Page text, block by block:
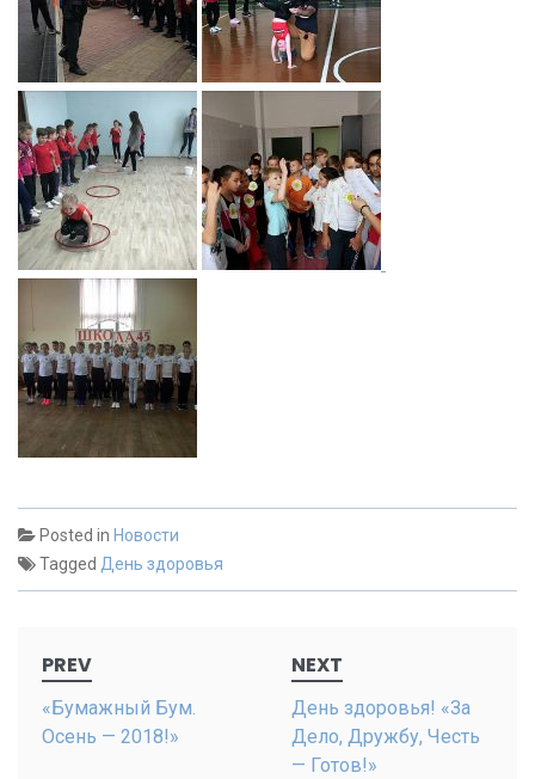
Posted in Новости
Tagged День здоровья
navigation
PREV
«Бумажный Бум.
Осень — 2018!»
NEXT
День здоровья! «За
Дело, Дружбу, Честь
— Готов!»